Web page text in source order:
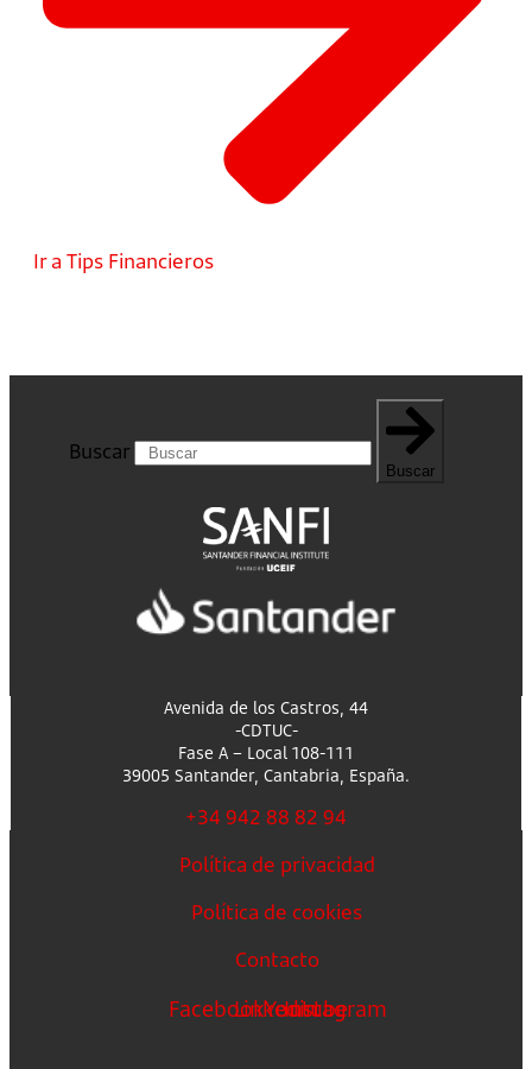
Ir a Tips Financieros
Buscar
Buscar
Avenida de los Castros, 44
-CDTUC-
Fase A – Local 108-111
39005 Santander, Cantabria, España.
+34 942 88 82 94
Política de privacidad
Política de cookies
Contacto
FacebookLinkedin
Youtube
Instagram